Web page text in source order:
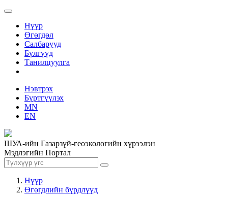
Нүүр
Өгөгдөл
Салбарууд
Бүлгүүд
Танилцуулга
Нэвтрэх
Бүртгүүлэх
MN
EN
ШУА-ийн Газарзүй-геоэкологийн хүрээлэн
Мэдлэгийн Портал
Нүүр
Өгөгдлийн бүрдлүүд